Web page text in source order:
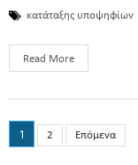
κατάταξης υποψηφίων
Read More
1 2 Επόμενα